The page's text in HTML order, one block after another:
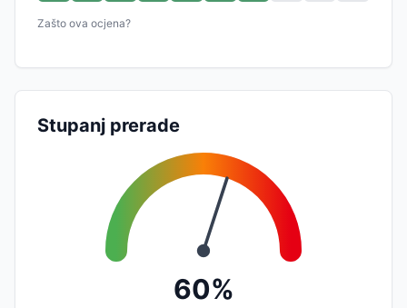
Zašto ova ocjena?
Stupanj prerade
60%